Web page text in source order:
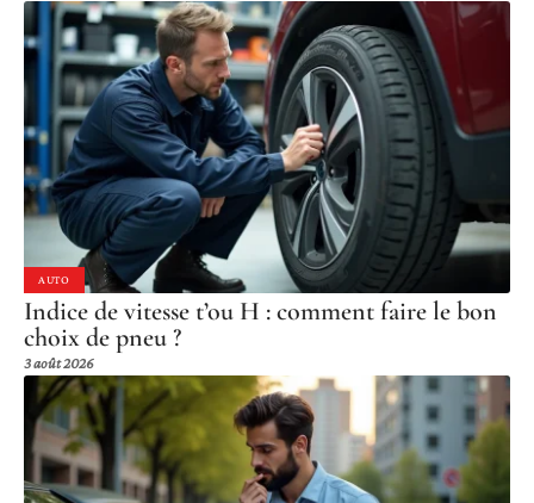
AUTO
Indice de vitesse t’ou H : comment faire le bon
choix de pneu ?
3 août 2026